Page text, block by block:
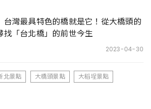
台灣最具特色的橋就是它！從大橋頭的
找「台北橋」的前世今生
2023-04-30
北景點 大橋頭景點
大稻埕景點